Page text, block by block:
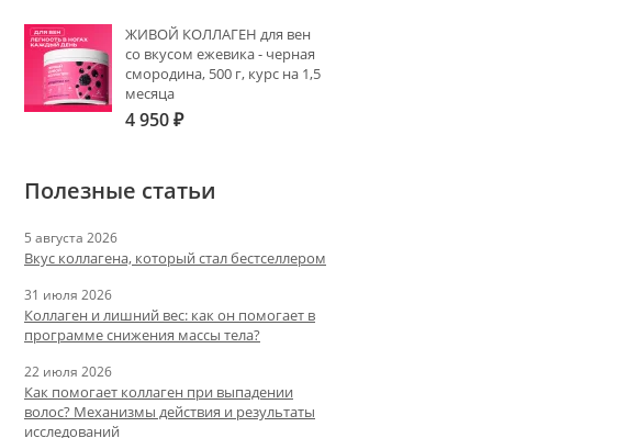
ЖИВОЙ КОЛЛАГЕН для вен
со вкусом ежевика - черная
смородина, 500 г, курс на 1,5
месяца
4 950₽
Полезные статьи
5 августа 2026
Вкус коллагена, который стал бестселлером
31 июля 2026
Коллаген и лишний вес: как он помогает в
программе снижения массы тела?
22 июля 2026
Как помогает коллаген при выпадении
волос? Механизмы действия и результаты
исследований